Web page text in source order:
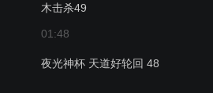
木击杀49
01:48
夜光神杯 天道好轮回 48